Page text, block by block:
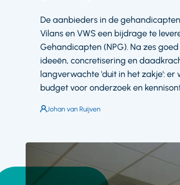
De aanbieders in de
Vilans en VWS een bijdrage te
Gehandicapten (NPG). Na zes
ideeën, concretisering en
langverwachte 'duit in het zakje':
budget voor onderzoek en
Auteur:
Johan van Ruijven